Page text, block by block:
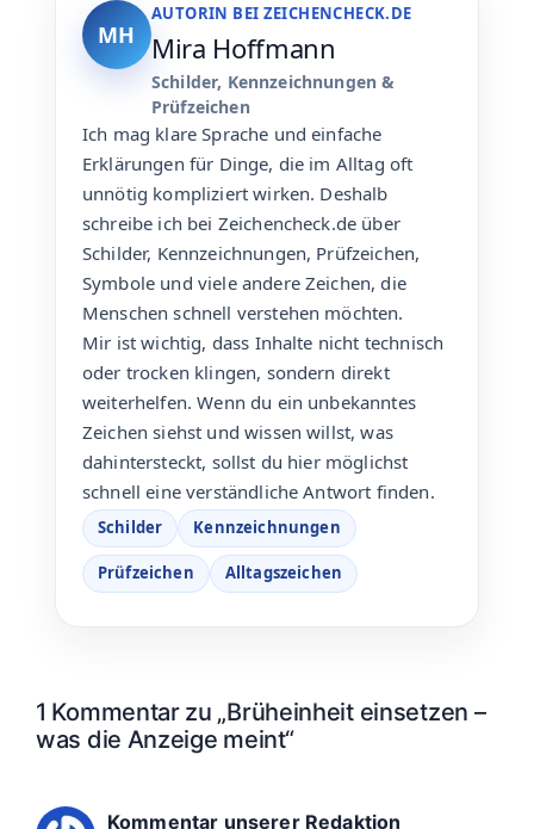
MH
AUTORIN BEI ZEICHENCHECK.DE
Mira Hoffmann
Schilder, Kennzeichnungen &
Prüfzeichen
Ich mag klare Sprache und einfache
Erklärungen für Dinge, die im Alltag oft
unnötig kompliziert wirken. Deshalb
schreibe ich bei Zeichencheck.de über
Schilder, Kennzeichnungen, Prüfzeichen,
Symbole und viele andere Zeichen, die
Menschen schnell verstehen möchten.
Mir ist wichtig, dass Inhalte nicht technisch
oder trocken klingen, sondern direkt
weiterhelfen. Wenn du ein unbekanntes
Zeichen siehst und wissen willst, was
dahintersteckt, sollst du hier möglichst
schnell eine verständliche Antwort finden.
Schilder Kennzeichnungen
Prüfzeichen Alltagszeichen
1 Kommentar zu „Brüheinheit einsetzen –
was die Anzeige meint“
Kommentar unserer Redaktion